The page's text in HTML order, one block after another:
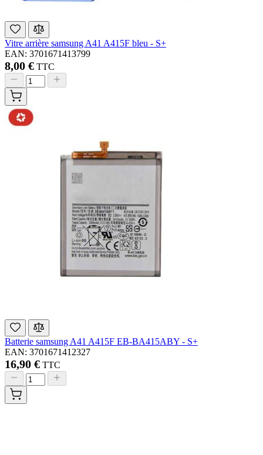
Vitre arrière samsung A41 A415F bleu - S+
EAN: 3701671413799
8,00 € TTC
Batterie samsung A41 A415F EB-BA415ABY - S+
EAN: 3701671412327
16,90 € TTC